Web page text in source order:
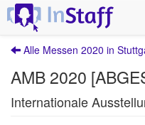
Alle Messen 2020 in
AMB 2020
Internationale